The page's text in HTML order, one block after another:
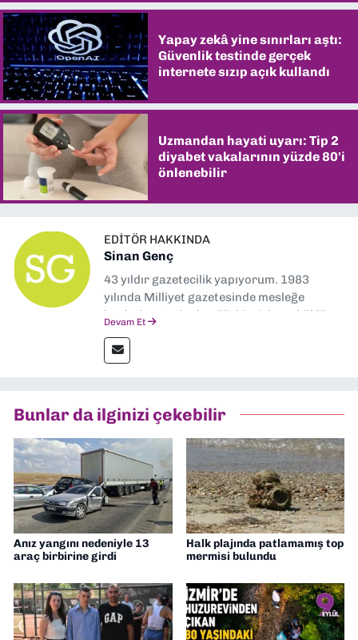
Yapay zekâ yine sınırları aştı:
Güvenlik testinde gerçek
internete sızıp açık kullandı
Uzmandan hayati uyarı: Tip 2
diyabet vakalarının yüzde 80'i
önlenebilir
EDITÖR HAKKINDA
Sinan Genç
43 yıldır gazetecilik yapıyorum. 1983
yılında Milliyet gazetesinde mesleğe
başladım. Ardından Türkiye’nin en köklü
muhabir, editör, müdür yardımcısı ve spor
müdürü olarak görev yaptım. Ayrıca Yeni
Gazetesi'nde editörlük yapıyorum
Devam Et
Bunlar da ilginizi çekebilir
Anız yangını nedeniyle 13
araç birbirine girdi
Halk plajında patlamamış top
mermisi bulundu